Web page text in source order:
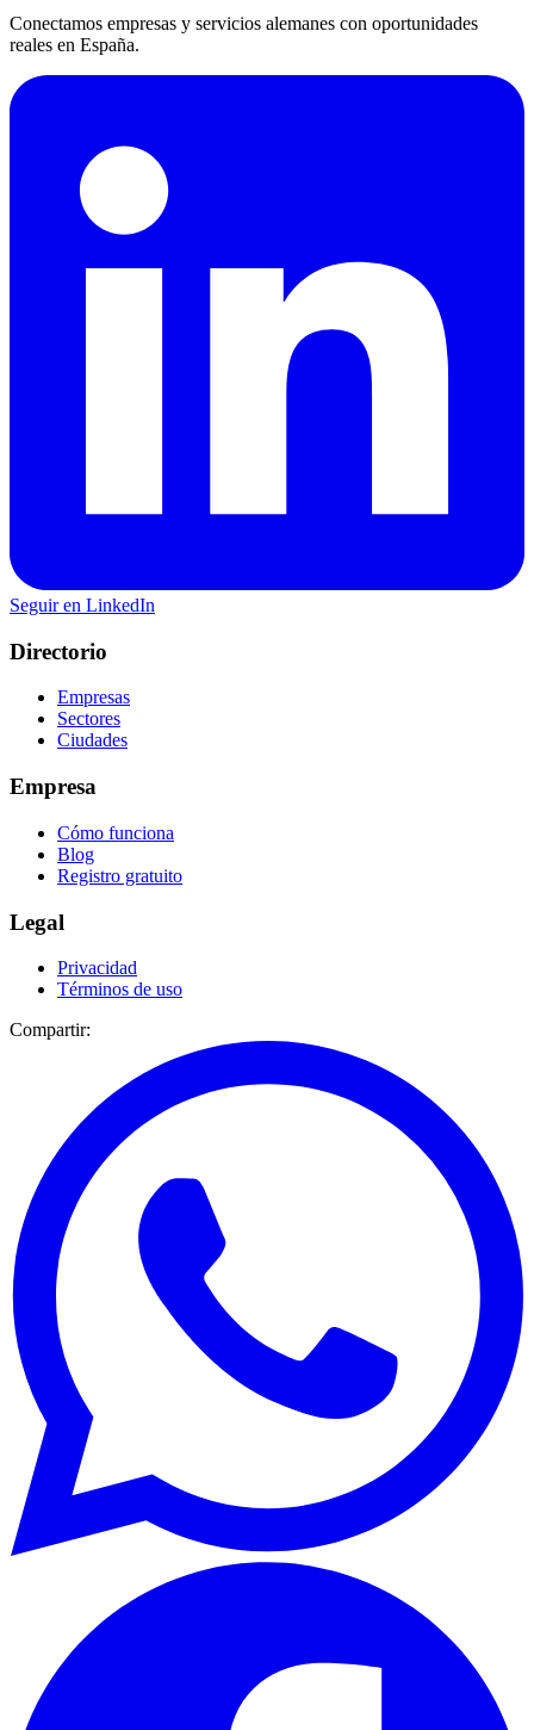
Conectamos empresas y servicios alemanes con oportunidades
reales en España.
Seguir en LinkedIn
Directorio
Empresas
Sectores
Ciudades
Empresa
Cómo funciona
Blog
Registro gratuito
Legal
Privacidad
Términos de uso
Compartir: